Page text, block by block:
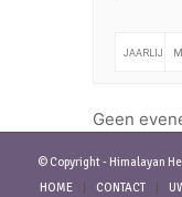
JAARLIJKS
Geen
© Copyright - Himalayan
HOME
CONTACT